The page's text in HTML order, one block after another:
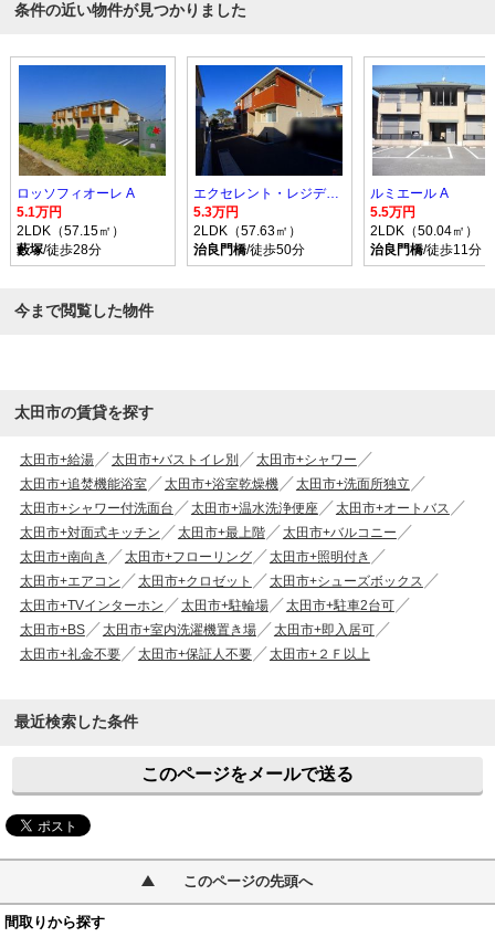
条件の近い物件が見つかりました
ロッソフィオーレ A
5.1万円
2LDK（57.15㎡）
藪塚/徒歩28分
エクセレント・レジデンス A
5.3万円
2LDK（57.63㎡）
治良門橋/徒歩50分
ルミエール A
5.5万円
2LDK（50.04㎡）
治良門橋/徒歩11分
今まで閲覧した物件
太田市の賃貸を探す
太田市+給湯 太田市+バストイレ別
太田市+シャワー
太田市+追焚機能浴室
太田市+浴室乾燥機
太田市+洗面所独立
太田市+シャワー付洗面台
太田市+温水洗浄便座
太田市+オートバス
太田市+対面式キッチン
太田市+最上階
太田市+バルコニー
太田市+南向き
太田市+フローリング
太田市+照明付き
太田市+エアコン
太田市+クロゼット
太田市+シューズボックス
太田市+TVインターホン
太田市+駐輪場
太田市+駐車2台可
太田市+BS
太田市+室内洗濯機置き場
太田市+即入居可
太田市+礼金不要
太田市+保証人不要 太田市+２Ｆ以上
最近検索した条件
このページをメールで送る
このページの先頭へ
間取りから探す